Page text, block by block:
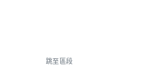
跳至區段